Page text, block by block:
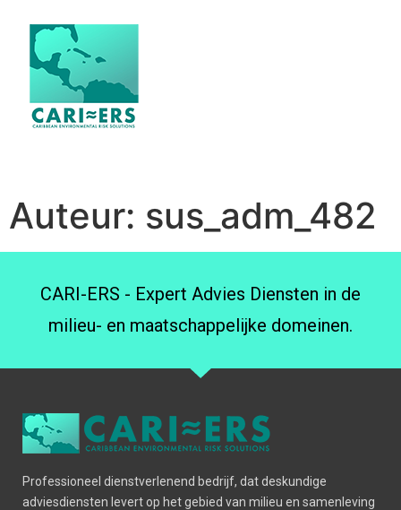
Auteur: sus_adm_482
CARI-ERS - Expert Advies Diensten in de
milieu- en maatschappelijke domeinen.
Professioneel dienstverlenend bedrijf, dat deskundige
adviesdiensten levert op het gebied van milieu en samenleving